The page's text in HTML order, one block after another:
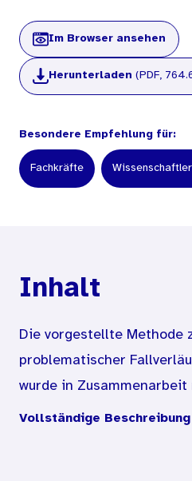
Im Browser ansehen
Herunterladen (PDF,
Besondere Empfehlung für:
Fachkräfte
Inhalt
Die vorgestellte Methode
problematischer
wurde in Zusammenarbeit
entwickelt und erprobt.
Vollständige